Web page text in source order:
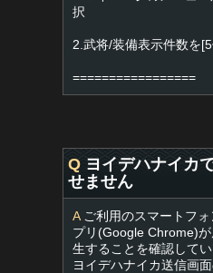
択
2.武将/装備表示件数を
=================
Q ヨイデハナイカ
せません
Aご利用のスマートフォ
プリ(Google Chrome)
生することを確認してい
ヨイデハナイカ送信画